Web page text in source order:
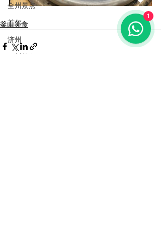
全州景点
首尔
济州
仁川美食
釜山美食
1